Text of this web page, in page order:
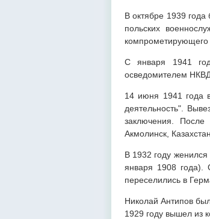
В октябре 1939
польских
С января 1941
осведомителем
14 июня 1941 года
деятельность".
заключения.
Акмолинск,
В 1932 году женился
января 1908
переселились в
Николай Антипов
1929 году вышел из